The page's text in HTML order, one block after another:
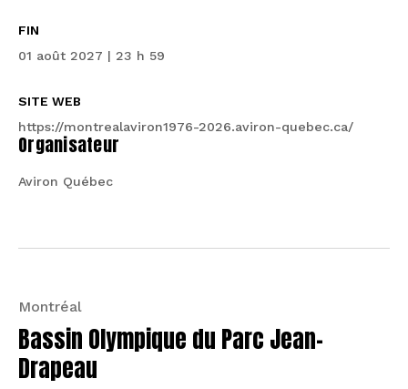
FIN
01 août 2027 | 23 h 59
SITE WEB
https://montrealaviron1976-2026.aviron-quebec.ca/
Organisateur
Aviron Québec
Montréal
Bassin Olympique du Parc Jean-
Drapeau